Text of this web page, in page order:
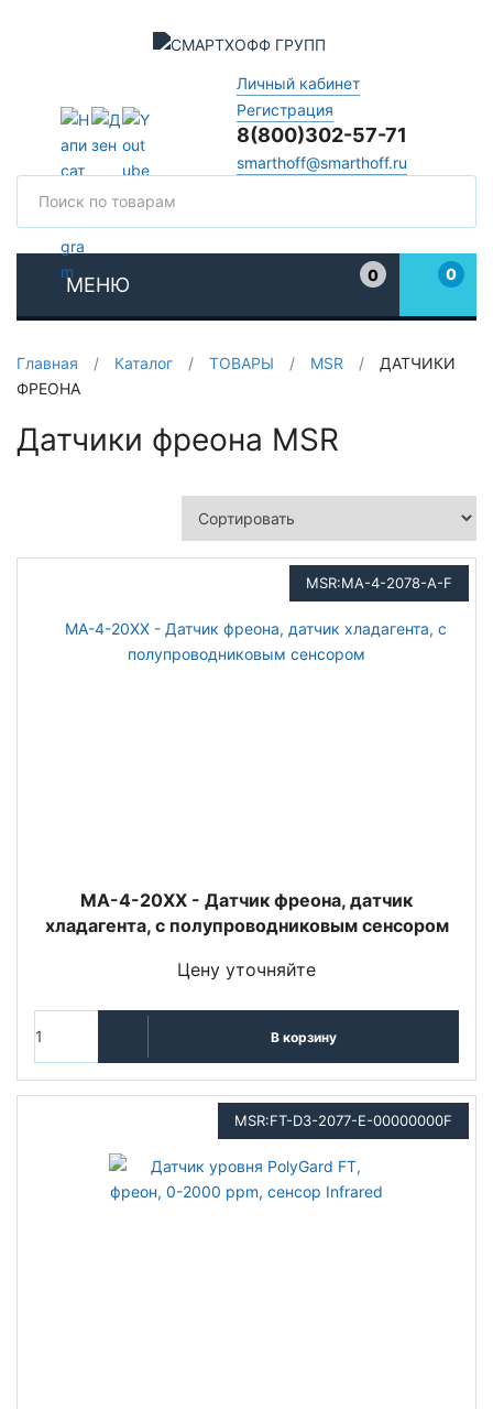
Личный кабинет
Регистрация
8(800)302-57-71
smarthoff@smarthoff.ru
МЕНЮ
0
0
Главная / Каталог / ТОВАРЫ / MSR /
ДАТЧИКИ
ФРЕОНА
Датчики фреона MSR
MSR:MA-4-2078-A-F
MA-4-20XX - Датчик фреона, датчик
хладагента, с полупроводниковым сенсором
Цену уточняйте
В корзину
MSR:FT-D3-2077-E-00000000F